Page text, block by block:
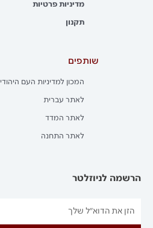
מדיניות פרטיות
תקנון
שותפים
המכון למדיניות העם היהודי
לאתר עברית
לאתר המדד
לאתר התחנה
הרשמה לניוזלטר